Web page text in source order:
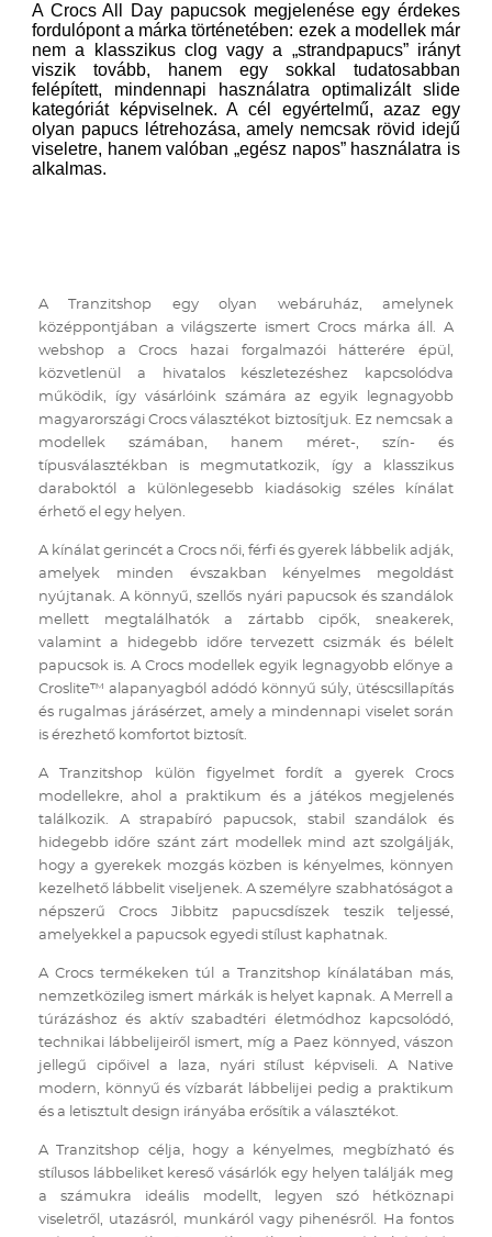
A Crocs All Day papucsok megjelenése egy érdekes
fordulópont a márka történetében: ezek a modellek már
nem a klasszikus clog vagy a „strandpapucs” irányt
viszik tovább, hanem egy sokkal tudatosabban
felépített, mindennapi használatra optimalizált slide
kategóriát képviselnek. A cél egyértelmű, azaz egy
olyan papucs létrehozása, amely nemcsak rövid idejű
viseletre, hanem valóban „egész napos” használatra is
alkalmas.
A Tranzitshop egy olyan webáruház, amelynek
középpontjában a világszerte ismert Crocs márka áll. A
webshop a Crocs hazai forgalmazói hátterére épül,
közvetlenül a hivatalos készletezéshez kapcsolódva
működik, így vásárlóink számára az egyik legnagyobb
magyarországi Crocs választékot biztosítjuk. Ez nemcsak a
modellek számában, hanem méret-, szín- és
típusválasztékban is megmutatkozik, így a klasszikus
daraboktól a különlegesebb kiadásokig széles kínálat
érhető el egy helyen.
A kínálat gerincét a Crocs női, férfi és gyerek lábbelik adják,
amelyek minden évszakban kényelmes megoldást
nyújtanak. A könnyű, szellős nyári papucsok és szandálok
mellett megtalálhatók a zártabb cipők, sneakerek,
valamint a hidegebb időre tervezett csizmák és bélelt
papucsok is. A Crocs modellek egyik legnagyobb előnye a
Croslite™ alapanyagból adódó könnyű súly, ütéscsillapítás
és rugalmas járásérzet, amely a mindennapi viselet során
is érezhető komfortot biztosít.
A Tranzitshop külön figyelmet fordít a gyerek Crocs
modellekre, ahol a praktikum és a játékos megjelenés
találkozik. A strapabíró papucsok, stabil szandálok és
hidegebb időre szánt zárt modellek mind azt szolgálják,
hogy a gyerekek mozgás közben is kényelmes, könnyen
kezelhető lábbelit viseljenek. A személyre szabhatóságot a
népszerű Crocs Jibbitz papucsdíszek teszik teljessé,
amelyekkel a papucsok egyedi stílust kaphatnak.
A Crocs termékeken túl a Tranzitshop kínálatában más,
nemzetközileg ismert márkák is helyet kapnak. A Merrell a
túrázáshoz és aktív szabadtéri életmódhoz kapcsolódó,
technikai lábbelijeiről ismert, míg a Paez könnyed, vászon
jellegű cipőivel a laza, nyári stílust képviseli. A Native
modern, könnyű és vízbarát lábbelijei pedig a praktikum
és a letisztult design irányába erősítik a választékot.
A Tranzitshop célja, hogy a kényelmes, megbízható és
stílusos lábbeliket kereső vásárlók egy helyen találják meg
a számukra ideális modellt, legyen szó hétköznapi
viseletről, utazásról, munkáról vagy pihenésről. Ha fontos